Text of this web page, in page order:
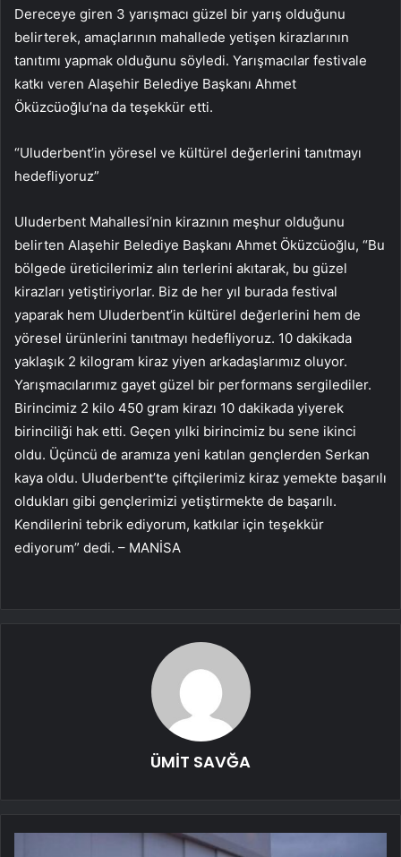
Dereceye giren 3 yarışmacı güzel bir yarış olduğunu
belirterek, amaçlarının mahallede yetişen kirazlarının
tanıtımı yapmak olduğunu söyledi. Yarışmacılar festivale
katkı veren Alaşehir Belediye Başkanı Ahmet
Öküzcüoğlu’na da teşekkür etti.
“Uluderbent’in yöresel ve kültürel değerlerini tanıtmayı
hedefliyoruz”
Uluderbent Mahallesi’nin kirazının meşhur olduğunu
belirten Alaşehir Belediye Başkanı Ahmet Öküzcüoğlu, “Bu
bölgede üreticilerimiz alın terlerini akıtarak, bu güzel
kirazları yetiştiriyorlar. Biz de her yıl burada festival
yaparak hem Uluderbent’in kültürel değerlerini hem de
yöresel ürünlerini tanıtmayı hedefliyoruz. 10 dakikada
yaklaşık 2 kilogram kiraz yiyen arkadaşlarımız oluyor.
Yarışmacılarımız gayet güzel bir performans sergilediler.
Birincimiz 2 kilo 450 gram kirazı 10 dakikada yiyerek
birinciliği hak etti. Geçen yılki birincimiz bu sene ikinci
oldu. Üçüncü de aramıza yeni katılan gençlerden Serkan
kaya oldu. Uluderbent’te çiftçilerimiz kiraz yemekte başarılı
oldukları gibi gençlerimizi yetiştirmekte de başarılı.
Kendilerini tebrik ediyorum, katkılar için teşekkür
ediyorum” dedi. – MANİSA
ÜMİT SAVĞA